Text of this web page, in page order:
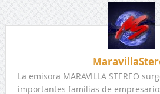
La emisora MARAVILLA STEREO
importantes familias de